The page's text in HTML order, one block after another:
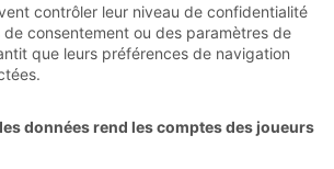
contrôler leur niveau de confidentialité
consentement ou des paramètres de
que leurs préférences de navigation
données rend les comptes des joueurs